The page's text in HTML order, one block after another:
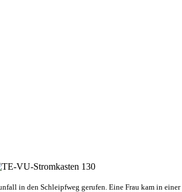
in den Schleipfweg gerufen. Eine Frau kam in